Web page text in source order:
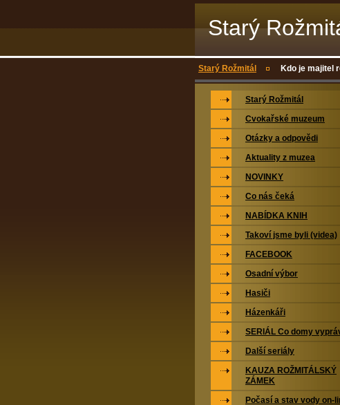
Starý
Starý Rožmitál Kdo je majitel
Starý Rožmitál
Cvokařské muzeum
Otázky a odpovědi
Aktuality z muzea
NOVINKY
Co nás čeká
NABÍDKA KNIH
Takoví jsme byli (videa)
FACEBOOK
Osadní výbor
Hasiči
Házenkáři
SERIÁL Co domy
Další seriály
KAUZA ROŽMITÁLSKÝ
ZÁMEK
Počasí a stav vody on-